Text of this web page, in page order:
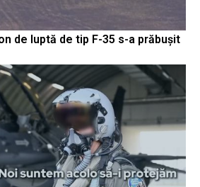
de luptă de tip F-35 s-a prăbușit